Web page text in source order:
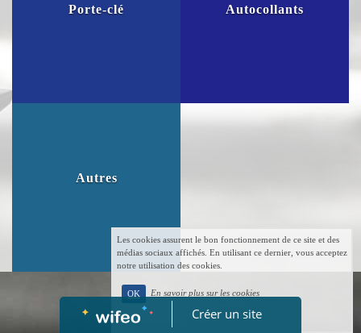
Porte-clé Autocollants
Autres
Créer un site
Les cookies assurent le bon fonctionnement de ce site et des
médias sociaux affichés. En utilisant ce dernier, vous acceptez
notre utilisation des cookies.
OK En savoir plus sur les cookies